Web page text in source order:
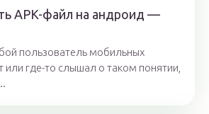
APK-файл на андроид —
пользователь мобильных
или где-то слышал о таком понятии,